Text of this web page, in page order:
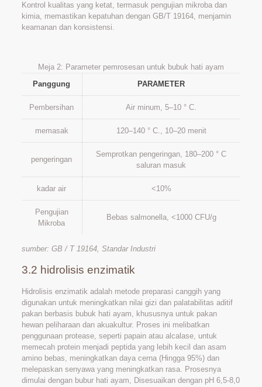
Kontrol kualitas yang ketat, termasuk pengujian mikroba dan
kimia, memastikan kepatuhan dengan GB/T 19164, menjamin
keamanan dan konsistensi.
Meja 2: Parameter pemrosesan untuk bubuk hati ayam
Panggung
PARAMETER
Pembersihan Air minum, 5–10 ° C.
memasak 120–140 ° C., 10–20 menit
pengeringan
Semprotkan pengeringan, 180–200 ° C
saluran masuk
kadar air <10%
Pengujian
Mikroba
Bebas salmonella, <1000 CFU/g
sumber: GB / T 19164, Standar Industri
3.2 hidrolisis enzimatik
Hidrolisis enzimatik adalah metode preparasi canggih yang
digunakan untuk meningkatkan nilai gizi dan palatabilitas aditif
pakan berbasis bubuk hati ayam, khususnya untuk pakan
hewan peliharaan dan akuakultur. Proses ini melibatkan
penggunaan protease, seperti papain atau alcalase, untuk
memecah protein menjadi peptida yang lebih kecil dan asam
amino bebas, meningkatkan daya cerna (Hingga 95%) dan
melepaskan senyawa yang meningkatkan rasa. Prosesnya
dimulai dengan bubur hati ayam, Disesuaikan dengan pH 6,5-8,0